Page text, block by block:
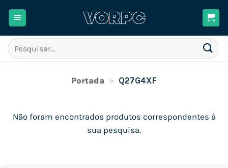
Pesquisar
por:
Portada » Q27G4XF
Não foram encontrados produtos correspondentes à
sua pesquisa.